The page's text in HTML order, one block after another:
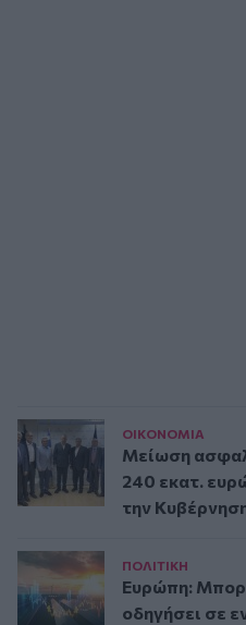
ΟΙΚΟΝΟΜΙΑ
Μείωση
240 εκατ.
την
ΠΟΛΙΤΙΚΗ
Ευρώπη:
οδηγήσει σε